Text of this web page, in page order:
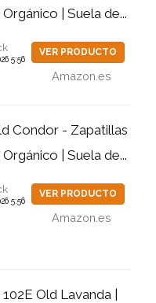
| Suela de...
5:56
VER PRODUCTO
Amazon.es
Condor - Zapatillas
| Suela de...
5:56
VER PRODUCTO
Amazon.es
Old Lavanda |